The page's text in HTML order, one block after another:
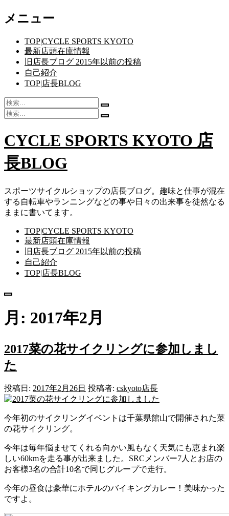
コ
ン
ッ
プ
メニュー
TOP|CYCLE SPORTS KYOTO
最新店頭在庫情報
旧店長ブログ 2015年以前の投稿
自己紹介
TOP|店長BLOG
検
索:
検
索
始
検
検
開
始
CYCLE SPORTS KYOTO 店
長BLOG
スポーツサイクルショップの店長ブログ。趣味と仕事が混在
する自転車やランニングなどの事や日々の出来事を徒然なる
ままに書いてます。
TOP|CYCLE SPORTS KYOTO
最新店頭在庫情報
旧店長ブログ 2015年以前の投稿
自己紹介
TOP|店長BLOG
メ
ュ
ー
月: 2017年2月
2017菜の花サイクリングに参加しまし
た
投稿日: 2017年2月26日 投稿者: cskyoto店長
今年初のサイクリングイベントは千葉県館山で開催された菜
の花サイクリング。
今年は毎年悩ませてくれる向かい風もなく天気にも恵まれ楽
しい60kmを走る事が出来ました。SRCメンバー7人とお店の
お客様3名の合計10名で同じグループで走行。
今年の昼食は豪華にホテルのバイキングカレー！美味かった
ですよ。